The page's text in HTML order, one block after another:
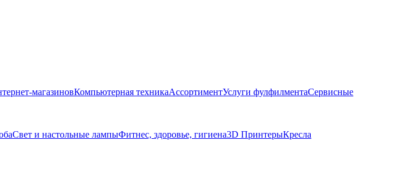
магазиновКомпьютерная техникаАссортиментУслуги фулфилментаСервисные
Свет и настольные лампыФитнес, здоровье, гигиена3D ПринтерыКресла